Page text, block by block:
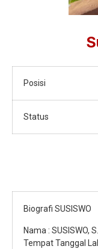
Posisi
Status
Biografi SUSISWO
Nama : SUSISWO,
Tempat Tanggal